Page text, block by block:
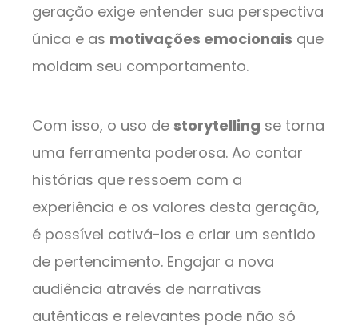
geração exige entender sua perspectiva
única e as motivações emocionais que
moldam seu comportamento.
Com isso, o uso de storytelling se torna
uma ferramenta poderosa. Ao contar
histórias que ressoem com a
experiência e os valores desta geração,
é possível cativá-los e criar um sentido
de pertencimento. Engajar a nova
audiência através de narrativas
autênticas e relevantes pode não só